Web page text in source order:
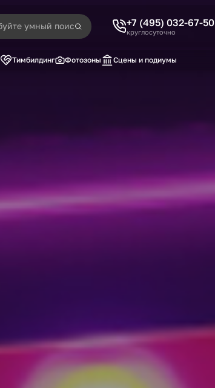
+7 (495) 032-67-50
круглосуточно
Тимбилдинг Фотозоны Сцены и подиумы